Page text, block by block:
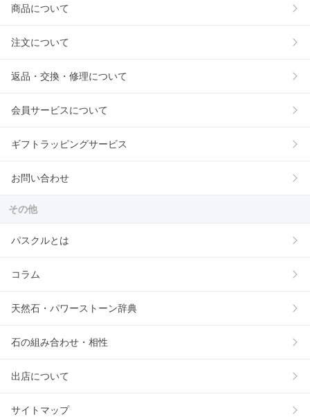
商品について
注文について
返品・交換・修理について
会員サービスについて
ギフトラッピングサービス
お問い合わせ
その他
パスクルとは
コラム
天然石・パワーストーン辞典
石の組み合わせ・相性
出店について
サイトマップ